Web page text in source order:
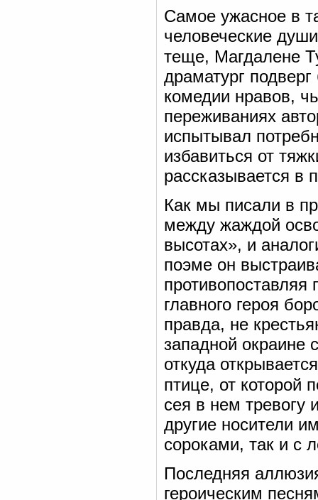
Самое ужасное в
человеческие
теще, Магдалене
драматург
комедии нравов,
переживаниях
испытывал
избавиться от
рассказывается в
Как мы писали в
между жаждой
высотах», и
поэме он
главного героя
правда, не
западной окраине
откуда
птице, от которой
сея в нем тревогу
другие носители
сороками, так и с
Последняя
героическим